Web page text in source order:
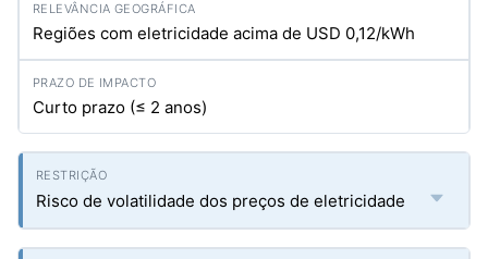
Regiões com eletricidade acima de USD 0,12/kWh
Curto prazo (≤ 2 anos)
Risco de volatilidade dos preços de eletricidade